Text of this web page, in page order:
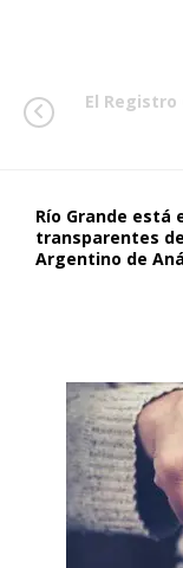
El
Río Grande está
transparentes
Argentino de